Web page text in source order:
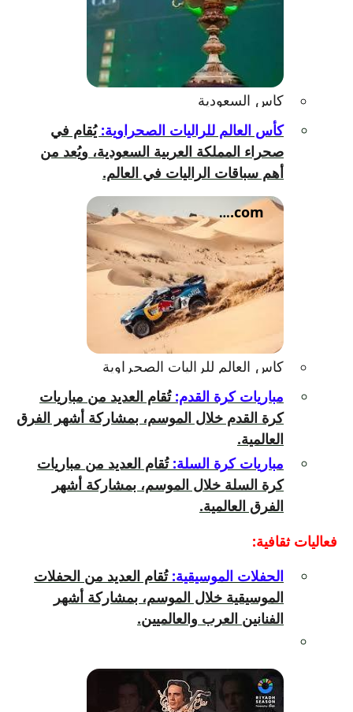
في
نافذة
كأس السعودية
كأس العالم للراليات الصحراوية: يُقام في
صحراء المملكة العربية السعودية، ويُعد من
أهم سباقات الراليات في العالم.
في
نافذة
www.instagram.com
كأس العالم للراليات الصحراوية
مباريات كرة القدم: تُقام العديد من مباريات
كرة القدم خلال الموسم، بمشاركة أشهر الفرق
العالمية.
مباريات كرة السلة: تُقام العديد من مباريات
كرة السلة خلال الموسم، بمشاركة أشهر
الفرق العالمية.
فعاليات ثقافية:
الحفلات الموسيقية: تُقام العديد من الحفلات
الموسيقية خلال الموسم، بمشاركة أشهر
الفنانين العرب والعالميين.